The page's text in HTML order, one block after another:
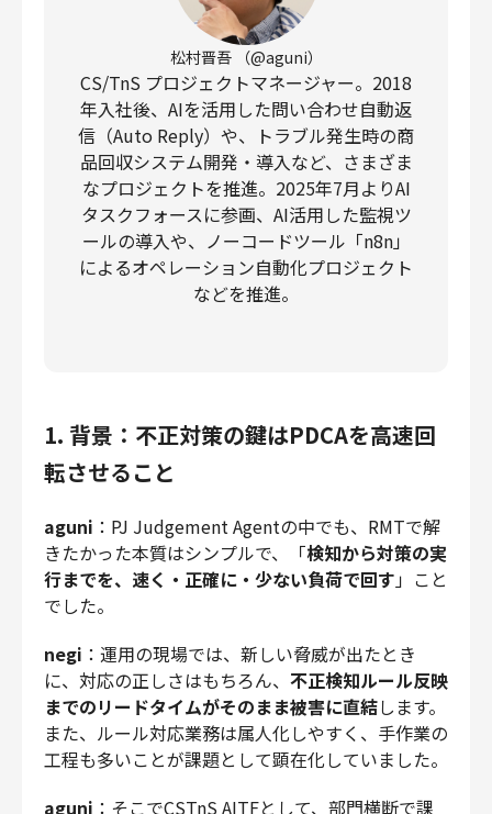
松村晋吾 （@aguni）
CS/TnS プロジェクトマネージャー。2018
年入社後、AIを活用した問い合わせ自動返
信（Auto Reply）や、トラブル発生時の商
品回収システム開発・導入など、さまざま
なプロジェクトを推進。2025年7月よりAI
タスクフォースに参画、AI活用した監視ツ
ールの導入や、ノーコードツール「n8n」
によるオペレーション自動化プロジェクト
などを推進。
1. 背景：不正対策の鍵はPDCAを高速回
転させること
aguni ：PJ Judgement Agentの中でも、RMTで解
きたかった本質はシンプルで、「検知から対策の実
行までを、速く・正確に・少ない負荷で回す」こと
でした。
negi ：運用の現場では、新しい脅威が出たとき
に、対応の正しさはもちろん、 不正検知ルール反映
までのリードタイムがそのまま被害に直結します。
また、ルール対応業務は属人化しやすく、手作業の
工程も多いことが課題として顕在化していました。
aguni ：そこでCSTnS AITFとして、部門横断で課